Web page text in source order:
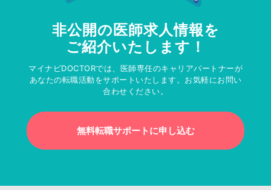
非公開の医師求人情報を
ご紹介いたします！
マイナビDOCTORでは、医師専任のキャリアパートナーが
あなたの転職活動をサポートいたします。お気軽にお問い
合わせください。
無料転職サポートに申し込む